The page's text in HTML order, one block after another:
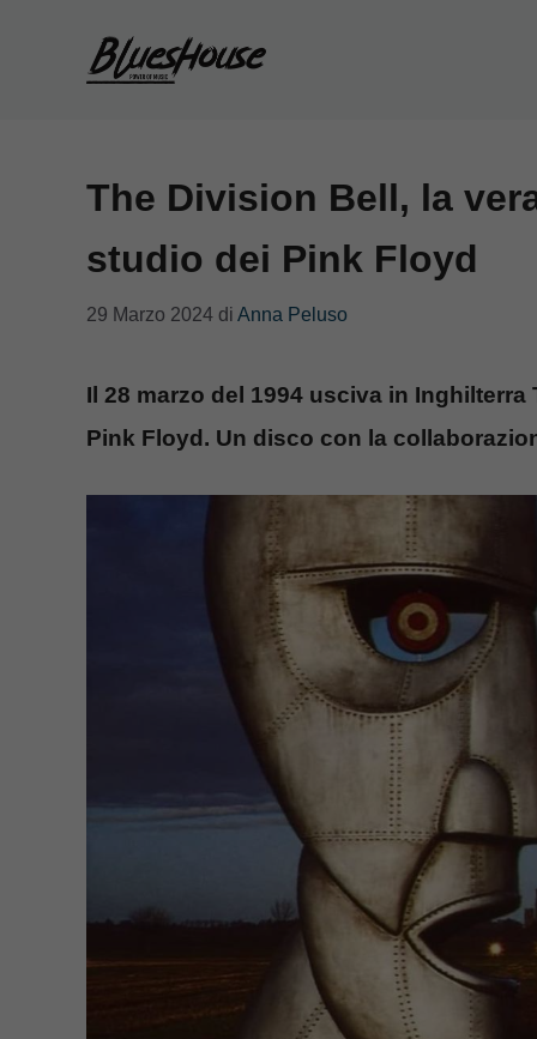
The Division Bell, la
studio dei Pink Floyd
29 Marzo 2024 di Anna Peluso
Il 28 marzo del 1994 usciva in
Pink Floyd. Un disco con la